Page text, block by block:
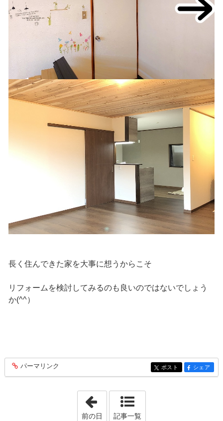
長く住んできた家を大事に想うからこそ
リフォームを検討してみるのも良いのではないでしょう
か(^^）
entry384
パーマリンク entry384
ポスト entry384
シェア
「2022年8月10日」
前の日 記事一覧